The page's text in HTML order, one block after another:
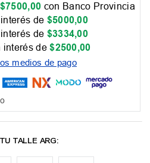
$7500,00 con Banco Provincia
de $5000,00
de $3334,00
interés de$2500,00
medios de pago